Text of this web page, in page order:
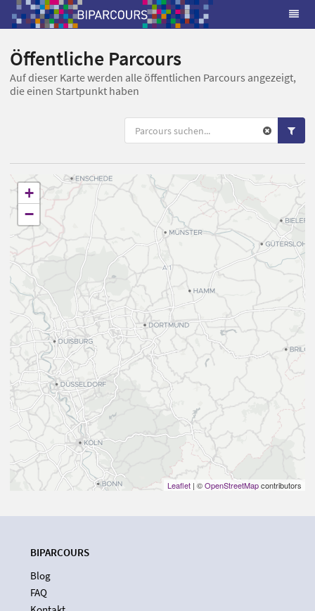
Öffentliche Parcours
Auf dieser Karte werden alle öffentlichen Parcours angezeigt,
die einen Startpunkt haben
+
−
Leaflet | ©OpenStreetMapcontributors
BIPARCOURS
Blog
FAQ